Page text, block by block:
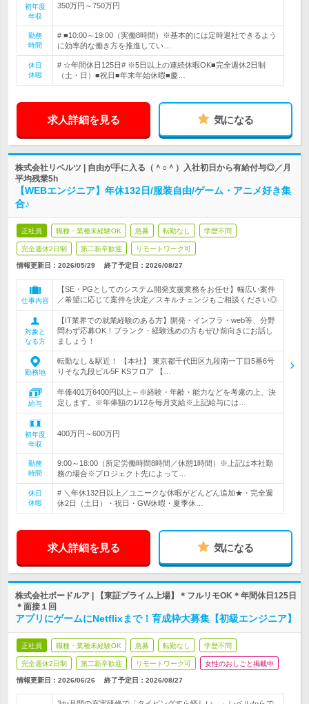
初年度
年収
350万円～750万円
勤務
時間
# ■10:00～19:00（実働8時間）※基本的には定時退社できるよう
に効率的な働き方を推進してい…
休日
休暇
# ☆年間休日125日# ※5日以上の連続休暇OK■完全週休2日制
（土・日）■祝日■年末年始休暇■慶…
求人詳細を見る 気になる
株式会社リベルツ | 自由が手に入る（＾○＾）入社初日から有給付与◎／月
平均残業5h
【WEBエンジニア】年休132日/服装自由/ゲーム・アニメ好き集
合♪
正社員 職種・業種未経験OK 急募 転勤なし 学歴不問
完全週休2日制 第二新卒歓迎 リモートワーク可
情報更新日：2026/05/29 終了予定日： 2026/08/27
仕事内容
【SE・PGとしてのシステム開発支援業務をお任せ】幅広い案件
／希望に応じて案件を決定／スキルチェンジもご相談ください◎
対象と
なる方
【IT業界での就業経験のある方】開発・インフラ・web等、分野
問わず応募OK！ブランク・経験浅めの方もぜひ前向きにお話し
ましょう！
勤務地
転勤なし＆駅近！ 【本社】 東京都千代田区九段南一丁目5番6号
りそな九段ビル5F KSフロア 【…
給与
年俸401万6400円以上～※経験・年齢・能力などを考慮の上、決
定します。※年俸額の1/12を毎月支給※上記給与には…
初年度
年収
400万円～600万円
勤務
時間
9:00～18:00（所定労働時間8時間／休憩1時間）※上記は本社勤
務の場合※プロジェクト先によって…
休日
休暇
# ＼年休132日以上／ユニークな休暇がどんどん追加★・完全週
休2日（土日）・祝日・GW休暇・夏季休…
求人詳細を見る 気になる
株式会社ボードルア | 【東証プライム上場】＊フルリモOK＊年間休日125日
＊面接１回
アプリにゲームにNetflixまで！育成枠大募集【初級エンジニア】
正社員 職種・業種未経験OK 急募 転勤なし 学歴不問
完全週休2日制 第二新卒歓迎 リモートワーク可 女性のおしごと掲載中
情報更新日：2026/06/26 終了予定日： 2026/08/27